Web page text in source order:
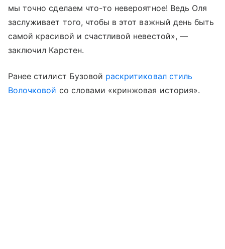
мы точно сделаем что-то невероятное! Ведь Оля
заслуживает того, чтобы в этот важный день быть
самой красивой и счастливой невестой», —
заключил Карстен.
Ранее стилист Бузовой раскритиковал стиль
Волочковой со словами «кринжовая история».